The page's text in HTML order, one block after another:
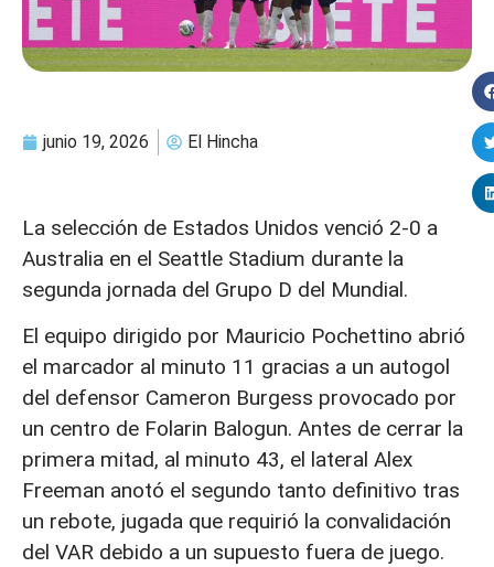
junio 19, 2026 El Hincha
La selección de Estados Unidos venció 2-0 a
Australia en el Seattle Stadium durante la
segunda jornada del Grupo D del Mundial.
El equipo dirigido por Mauricio Pochettino abrió
el marcador al minuto 11 gracias a un autogol
del defensor Cameron Burgess provocado por
un centro de Folarin Balogun. Antes de cerrar la
primera mitad, al minuto 43, el lateral Alex
Freeman anotó el segundo tanto definitivo tras
un rebote, jugada que requirió la convalidación
del VAR debido a un supuesto fuera de juego.